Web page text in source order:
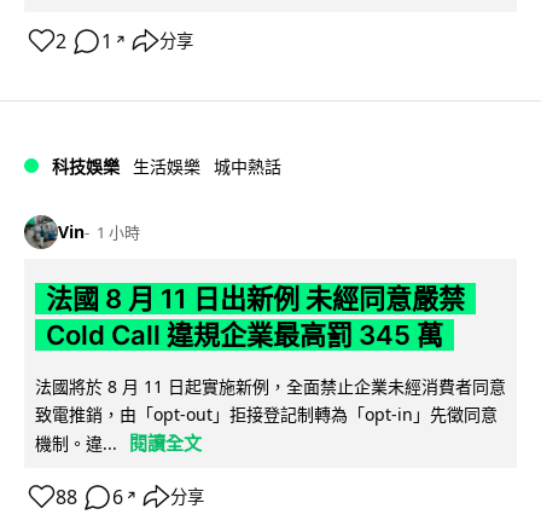
2 1 ↗ 分享
科技娛樂 生活娛樂 城中熱話
Vin 1 小時
法國 8 月 11 日出新例 未經同意嚴禁
Cold Call 違規企業最高罰 345 萬
法國將於 8 月 11 日起實施新例，全面禁止企業未經消費者同意
致電推銷，由「opt-out」拒接登記制轉為「opt-in」先徵同意
機制。違...
閱讀全文
88 6 ↗ 分享